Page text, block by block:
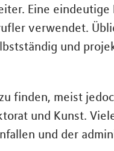
Eine
verwendet.
und
finden, meist
und Kunst.
und der